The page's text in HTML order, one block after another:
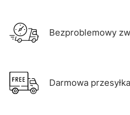
Bezproblemowy
Darmowa